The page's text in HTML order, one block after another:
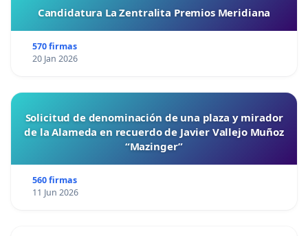
Candidatura La Zentralita Premios Meridiana
570 firmas
20 Jan 2026
Solicitud de denominación de una plaza y mirador
de la Alameda en recuerdo de Javier Vallejo Muñoz
“Mazinger”
560 firmas
11 Jun 2026